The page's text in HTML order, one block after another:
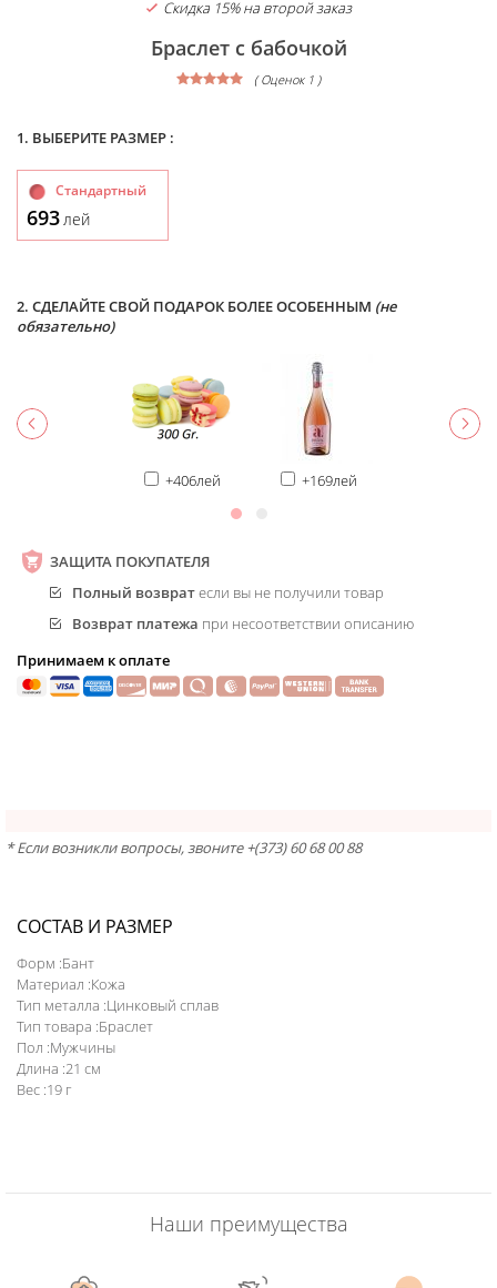
Скидка 15% на второй заказ
Браслет с бабочкой
( Оценок 1 )
1. ВЫБЕРИТЕ РАЗМЕР :
Стандартный
693лей
2. СДЕЛАЙТЕ СВОЙ ПОДАРОК БОЛЕЕ ОСОБЕННЫМ (не
обязательно)
+406лей +169лей
ЗАЩИТА ПОКУПАТЕЛЯ
Полный возвратесли вы не получили товар
Возврат платежа при несоответствии описанию
Принимаем к оплате
* Если возникли вопросы, звоните +(373) 60 68 00 88
СОСТАВ И РАЗМЕР
Форм :Бант
Материал :Кожа
Тип металла :Цинковый сплав
Тип товара :Браслет
Пол :Мужчины
Длина :21 см
Вес :19 г
Наши преимущества